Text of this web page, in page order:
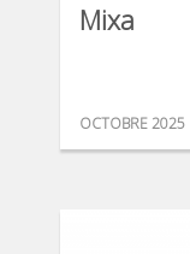
Mixa
OCTOBRE 2025